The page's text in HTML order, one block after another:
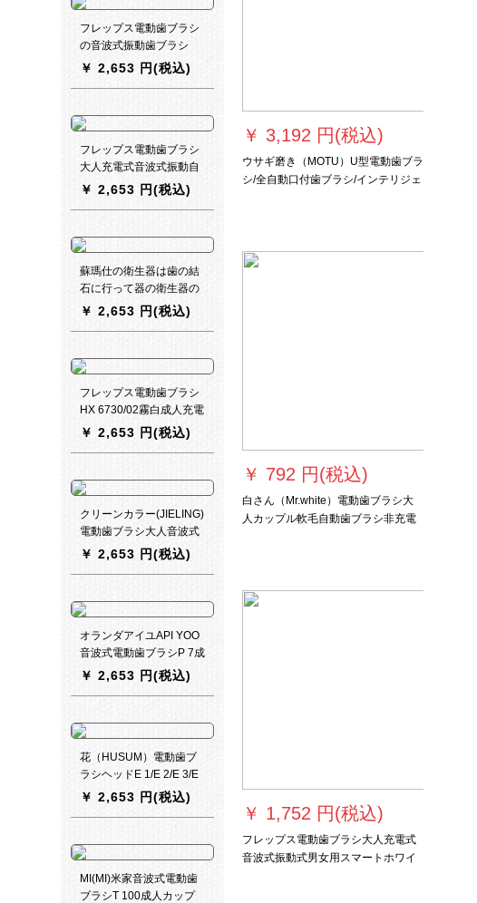
￥ 3,192 円(税込)
ウサギ磨き（MOTU）U型電動歯ブラ
シ/全自動口付歯ブラシ/インテリジェ
￥ 792 円(税込)
白さん（Mr.white）電動歯ブラシ大
人カップル軟毛自動歯ブラシ非充電
￥ 1,752 円(税込)
フレップス電動歯ブラシ大人充電式
音波式振動式男女用スマートホワイ
フレップス電動歯ブラシ
の音波式振動歯ブラシ
は、大人の音波式電動歯
3226/22付です。
￥ 2,653 円(税込)
フレップス電動歯ブラシ
大人充電式音波式振動自
動歯ブラシソフト歯茎加
HX 3226カップルセット
(青+粉)
￥ 2,653 円(税込)
蘇瑪仕の衛生器は歯の結
石に行って器の衛生器の
超音波式の電動の自動歯
￥ 2,653 円(税込)
フレップス電動歯ブラシ
HX 6730/02霧白成人充電
式音波式振動歯ブラシの
￥ 2,653 円(税込)
クリーンカラー(JIELING)
電動歯ブラシ大人音波式
振動誘導充電歯ブラシ防
￥ 2,653 円(税込)
オランダアイユAPI YOO
音波式電動歯ブラシP 7成
人充電式振動歯ブラシア
￥ 2,653 円(税込)
花（HUSUM）電動歯ブ
ラシヘッドE 1/E 2/E 3/E
8クリーナータイプの花
り）を入れます。
￥ 2,653 円(税込)
MI(MI)米家音波式電動歯
ブラシT 100成人カップ